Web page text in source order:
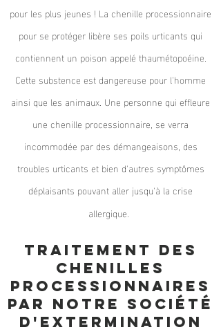
pour les plus jeunes ! La chenille processionnaire
pour se protéger libère ses poils urticants qui
contiennent un poison appelé thaumétopoéine.
Cette substence est dangereuse pour l'homme
ainsi que les animaux. Une personne qui effleure
une chenille processionnaire, se verra
incommodée par des démangeaisons, des
troubles urticants et bien d'autres symptômes
déplaisants pouvant aller jusqu'à la crise
allergique.
Traitement des
chenilles
processionnaires
par notre société
d'exterminatio N